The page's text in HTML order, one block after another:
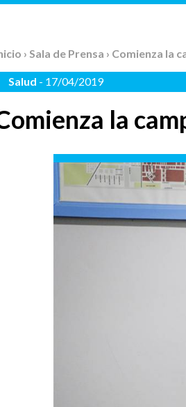
› Sala de Prensa › Comienza la
Salud - 17/04/2019
la